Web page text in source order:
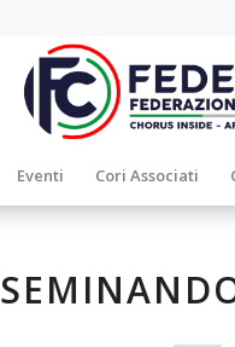
Eventi Cori Associati